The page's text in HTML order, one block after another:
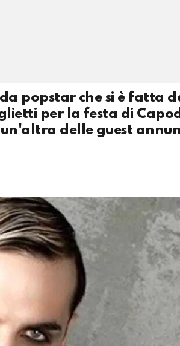
popstar che si è fatta
per la festa di
un'altra delle guest